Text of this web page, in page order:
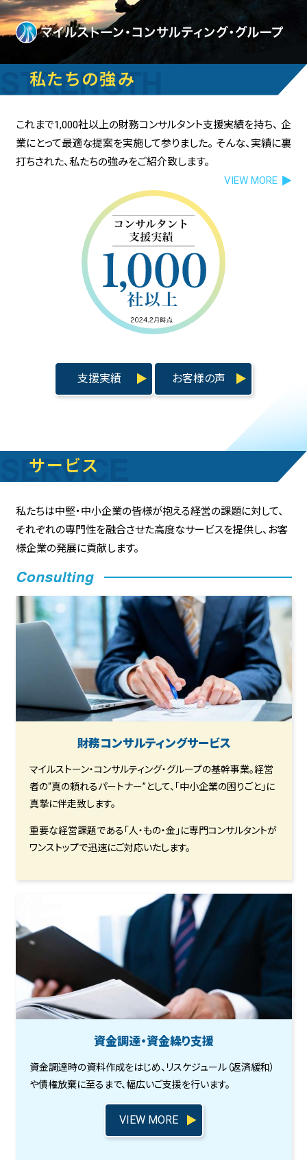
私たちの強み
これまで1,000社以上の財務コンサルタント支援実績を持ち、 企
業にとって最適な提案を実施して参りました。 そんな、実績に裏
打ちされた、私たちの強みをご紹介致します。
VIEW MORE
支援実績 お客様の声
サービス
私たちは中堅・中小企業の皆様が抱える経営の課題に対して、
それぞれの専門性を融合させた高度なサービスを提供し、 お客
様企業の発展に貢献します。
財務コンサルティングサービス
マイルストーン・コンサルティング・グループの基幹事業。経営
者の“真の頼れるパートナー”として、「中小企業の困りごと」に
真摯に伴走致します。
重要な経営課題である「人・もの・金」に専門コンサルタントが
ワンストップで迅速にご対応いたします。
資金調達・資金繰り支援
資金調達時の資料作成をはじめ、リスケジュール（返済緩和）
や債権放棄に至るまで、幅広いご支援を行います。
VIEW MORE